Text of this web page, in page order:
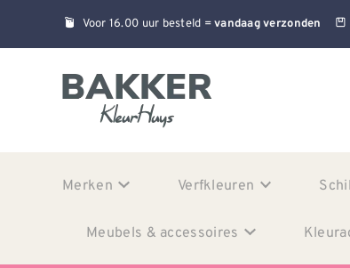
Voor 16.00 uur besteld =vandaag verzonden
Merken Verfkleuren
Meubels & accessoires